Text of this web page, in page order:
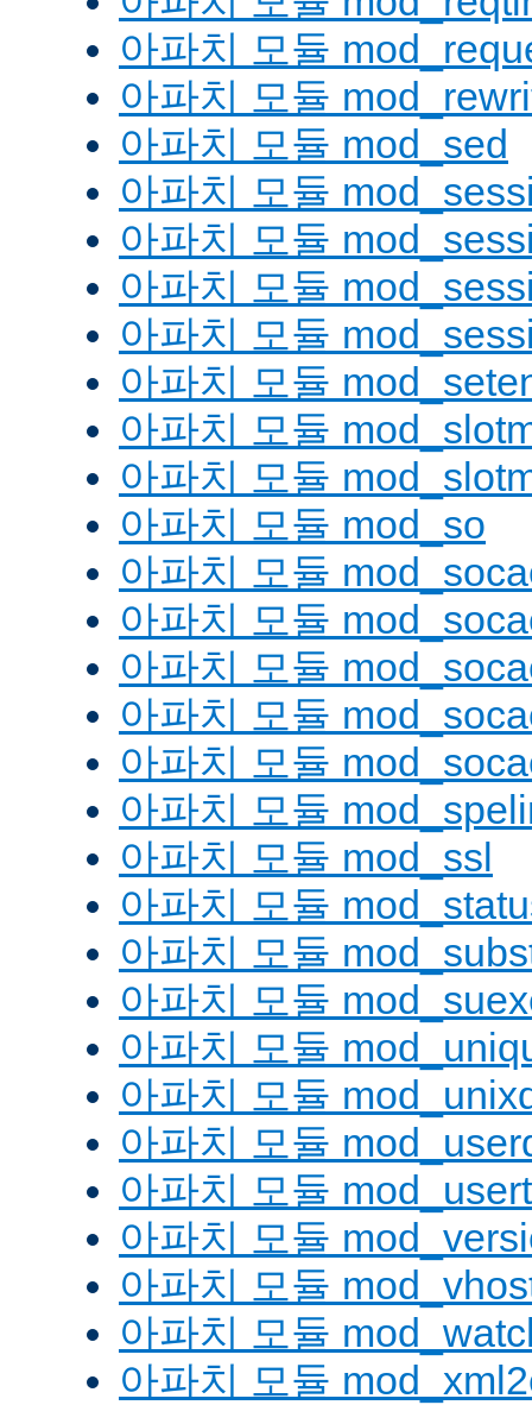
아파치 모듈
아파치 모듈
아파치 모듈 mod_sed
아파치 모듈
아파치 모듈
아파치 모듈
아파치 모듈
아파치 모듈
아파치 모듈
아파치 모듈
아파치 모듈 mod_so
아파치 모듈
아파치 모듈
아파치 모듈
아파치 모듈
아파치 모듈
아파치 모듈
아파치 모듈 mod_ssl
아파치 모듈
아파치 모듈
아파치 모듈
아파치 모듈
아파치 모듈
아파치 모듈
아파치 모듈
아파치 모듈
아파치 모듈
아파치 모듈
아파치 모듈